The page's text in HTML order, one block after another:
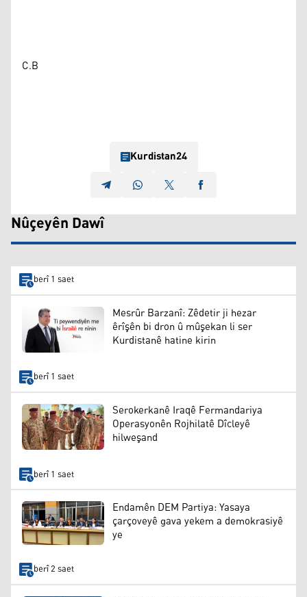
C.B
Kurdistan24
Nûçeyên Dawî
berî 1 saet
Mesrûr Barzanî: Zêdetir ji hezar
êrîşên bi dron û mûşekan li ser
Kurdistanê hatine kirin
berî 1 saet
Serokerkanê Iraqê Fermandariya
Operasyonên Rojhilatê Dîcleyê
hilweşand
berî 1 saet
Endamên DEM Partiya: Yasaya
çarçoveyê gava yekem a demokrasiyê
ye
berî 2 saet